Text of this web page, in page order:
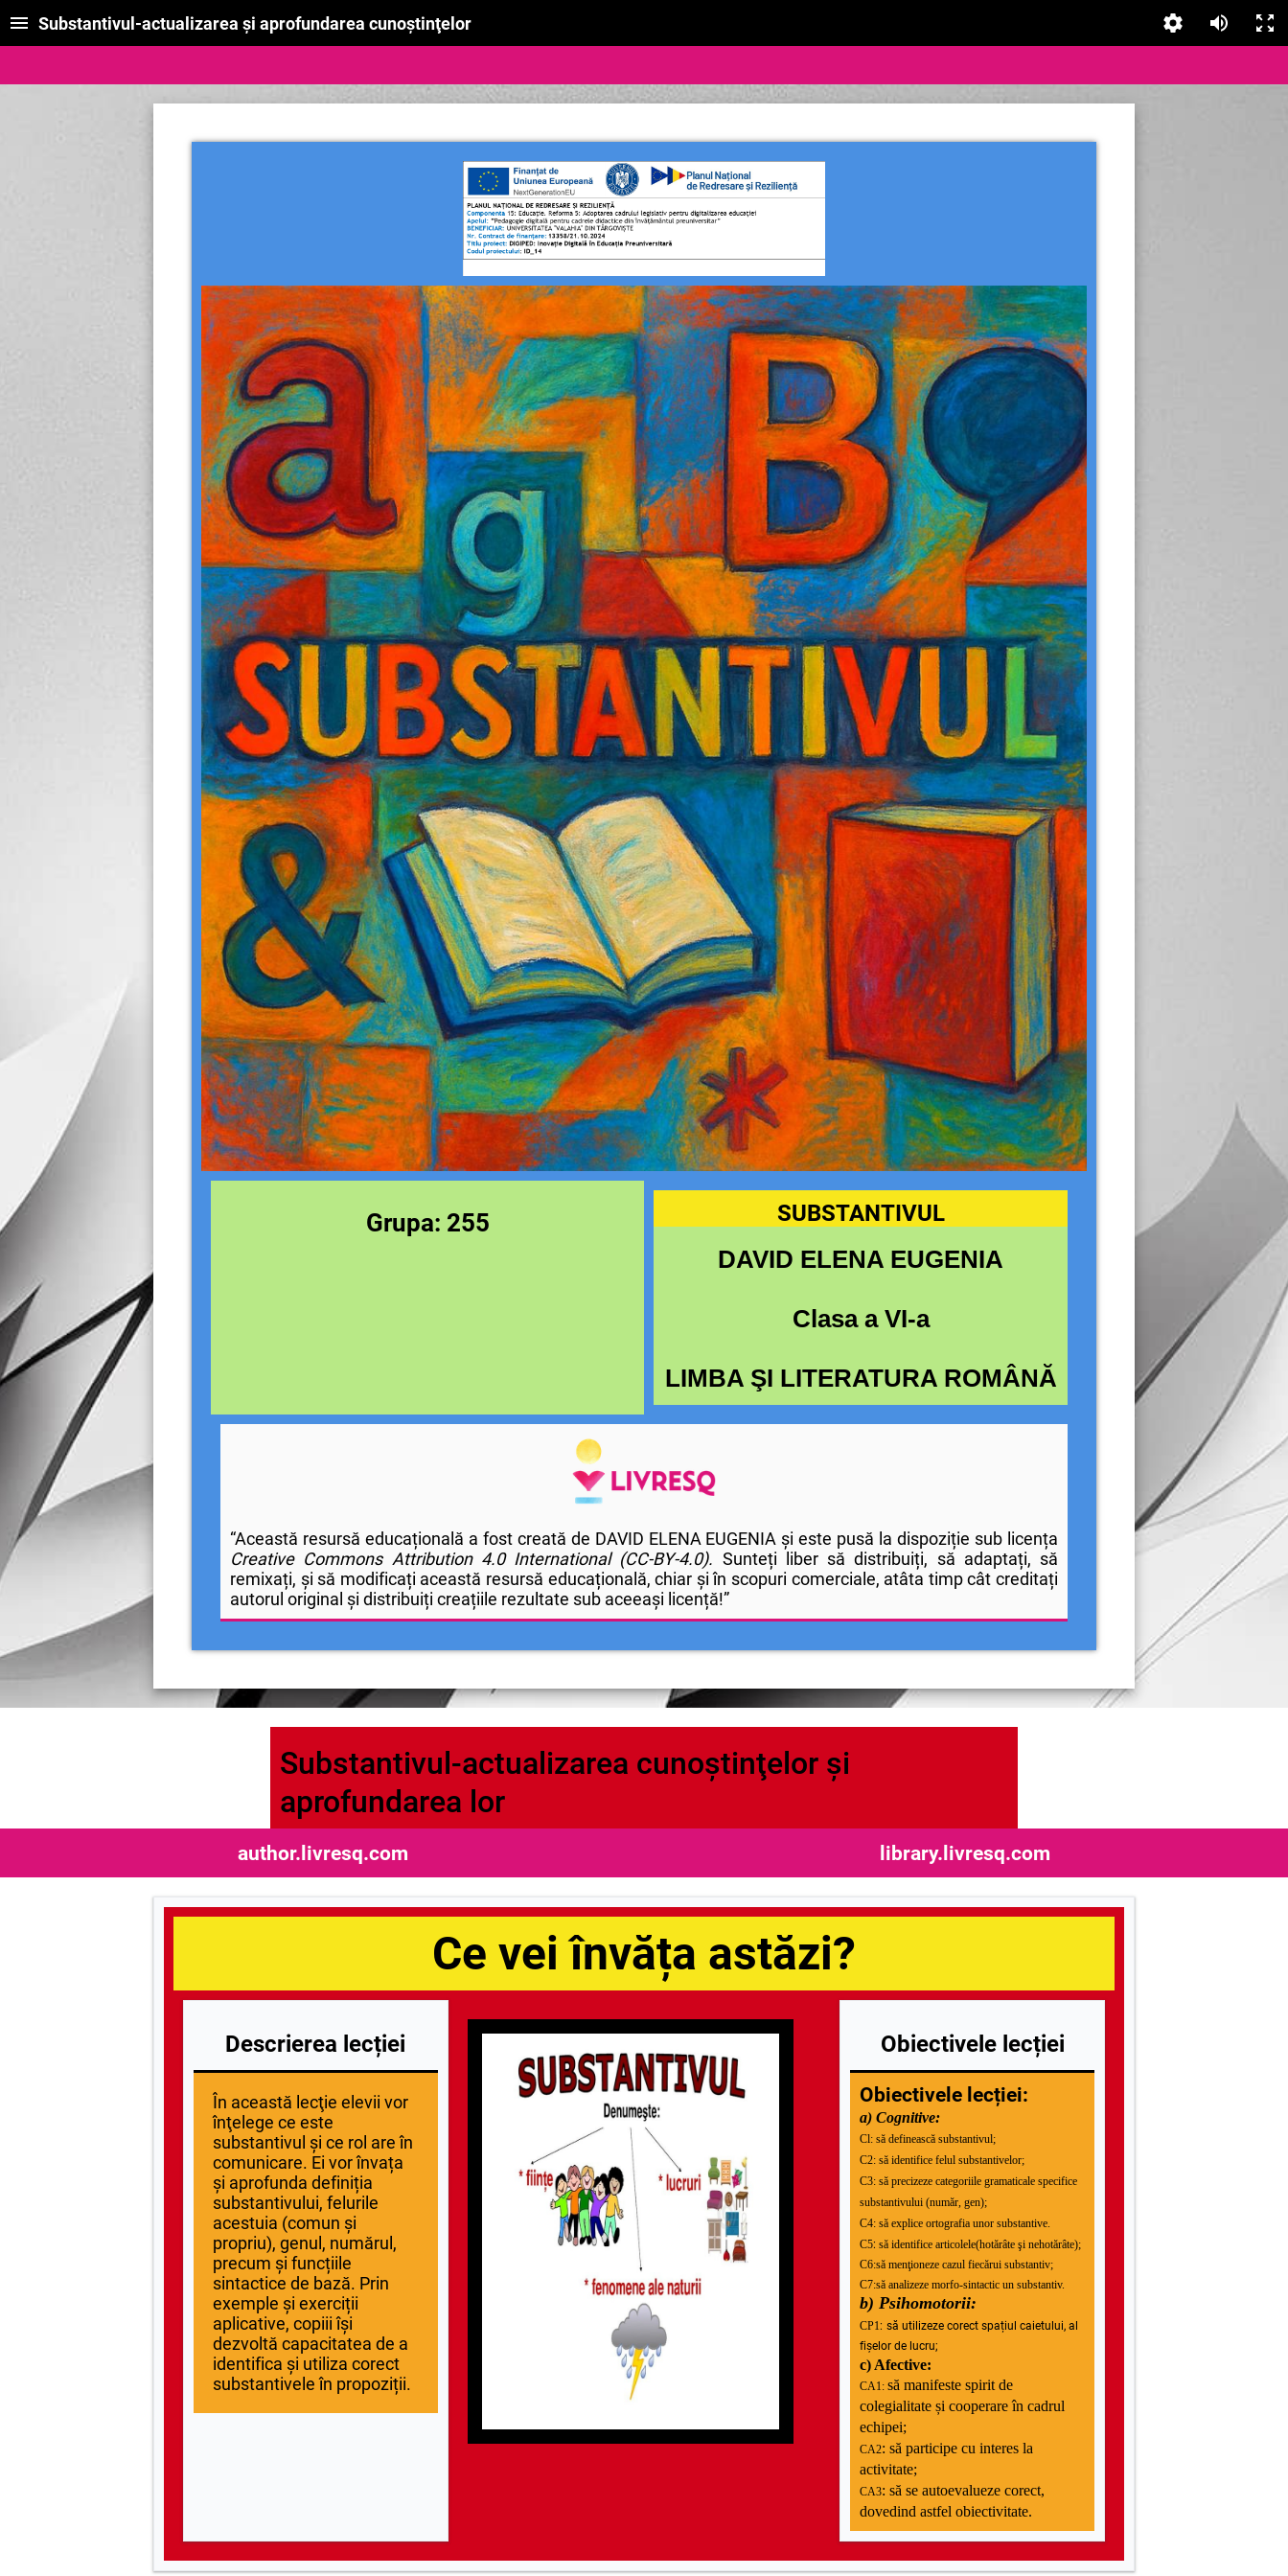
Substantivul-actualizarea şi aprofundarea cunoştinţelor
Grupa: 255 SUBSTANTIVUL
DAVID ELENA EUGENIA
Clasa a VI-a
LIMBA ŞI LITERATURA ROMÂNĂ
“Această resursă educațională a fost creată de DAVID ELENA EUGENIA și este pusă la dispoziție sub licența
Creative Commons Attribution 4.0 International (CC-BY-4.0). Sunteți liber să distribuiți, să adaptați, să
remixați, și să modificați această resursă educațională, chiar și în scopuri comerciale, atâta timp cât creditați
autorul original și distribuiți creațiile rezultate sub aceeași licență!”
Substantivul-actualizarea cunoştinţelor şi
aprofundarea lor
author.livresq.com library.livresq.com
Ce vei învăța astăzi?
Descrierea lecției
În această lecţie elevii vor
înţelege ce este
substantivul și ce rol are în
comunicare. Ei vor învața
şi aprofunda definiția
substantivului, felurile
acestuia (comun și
propriu), genul, numărul,
precum și funcțiile
sintactice de bază. Prin
exemple și exerciții
aplicative, copiii își
dezvoltă capacitatea de a
identifica și utiliza corect
substantivele în propoziții.
Obiectivele lecției
Obiectivele lecției:
a) Cognitive:
Cl: să definească substantivul;
C2: să identifice felul substantivelor;
C3: să precizeze categoriile gramaticale specifice
substantivului (număr, gen);
C4: să explice ortografia unor substantive.
C5:să identifice articolele(hotărâte şi nehotărâte);
C6:să menţioneze cazul fiecărui substantiv;
C7:să analizeze morfo-sintactic un substantiv.
b) Psihomotorii:
CP1: să utilizeze corect spațiul caietului, al
fișelor de lucru;
c) Afective:
CA1:să manifeste spirit de
colegialitate și cooperare în cadrul
echipei;
CA2: să participe cu interes la
activitate;
CA3: să se autoevalueze corect,
dovedind astfel obiectivitate.